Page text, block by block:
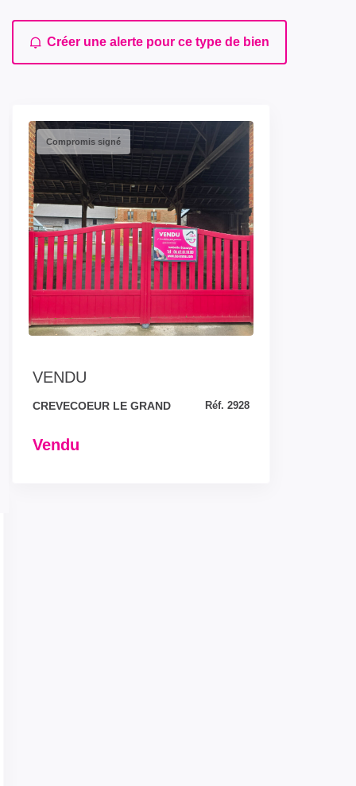
Créer une alerte pour ce type de bien
Compromis signé
VENDU
CREVECOEUR LE GRAND Réf. 2928
Vendu